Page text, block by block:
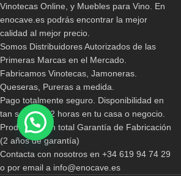
Vinotecas Online, y Muebles para Vino. En
enocave.es podrás encontrar la mejor
calidad al mejor precio.
Somos Distribuidores Autorizados de las
Primeras Marcas en el Mercado.
Fabricamos Vinotecas, Jamoneras.
Queseras, Pureras a medida.
Pago totalmente seguro. Disponibilidad en
tan solo 24/72 horas en tu casa o negocio.
Productos con total Garantía de Fabricación
(2 años de garantía)
Contacta con nosotros en +34 619 94 74 29
o por email a info@enocave.es